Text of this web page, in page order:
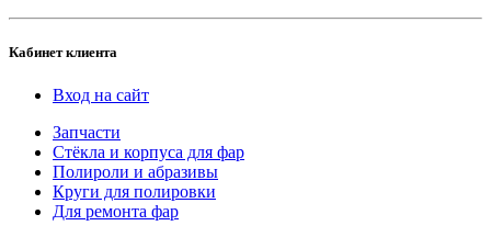
Кабинет клиента
Вход на сайт
Запчасти
Стёкла и корпуса для фар
Полироли и абразивы
Круги для полировки
Для ремонта фар